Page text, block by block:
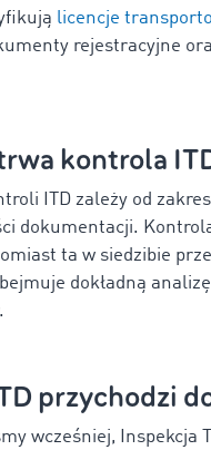
licencje
rejestracyjne
kontrola
ITD zależy od
dokumentacji.
ta w siedzibie
dokładną
przychodzi
wcześniej, Inspekcja